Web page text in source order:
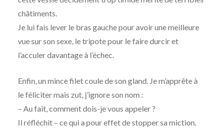
châtiments.
Je lui fais lever le bras gauche pour avoir une meilleure
vue sur son sexe, le tripote pour le faire durcir et
l’acculer davantage à l’échec.
Enfin, un mince filet coule de son gland. Je m’apprête à
le féliciter mais zut, j’ignore son nom :
– Au fait, comment dois-je vous appeler ?
Il réfléchit – ce qui a pour effet de stopper sa miction.